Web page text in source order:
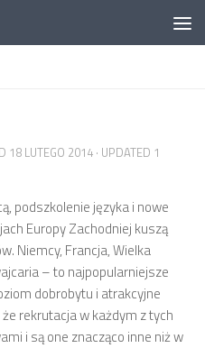
18 LUTEGO 2014 · UPDATED 1
podszkolenie języka i nowe
Europy Zachodniej kuszą
Niemcy, Francja, Wielka
– to najpopularniejsze
dobrobytu i atrakcyjne
rekrutacja w każdym z tych
i są one znacząco inne niż w